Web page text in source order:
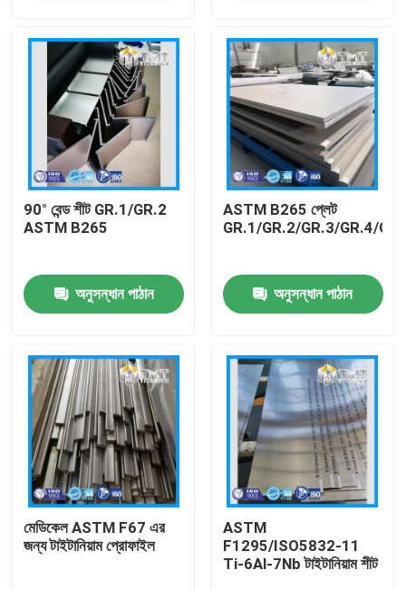
পণ্য
ভিডিও
আমাদের সম্পর্কে
কারখানা ভ্রমণ
মান নিয়ন্ত্রণ
আমাদের সাথে যোগাযোগ করুন
উদ্ধৃতির জন্য আবেদন
টাইটানিয়াম বার
90° বেন্ড শীট GR.1/GR.2
ASTM B265
অনুসন্ধান পাঠান
ASTM B265 প্লেট
GR.1/GR.2/GR.3/GR.4/
অনুসন্ধান পাঠান
মেডিকেল ASTM F67 এর
জন্য টাইটানিয়াম প্রোফাইল
ASTM
F1295/ISO5832-11
Ti-6Al-7Nb টাইটানিয়াম শীট